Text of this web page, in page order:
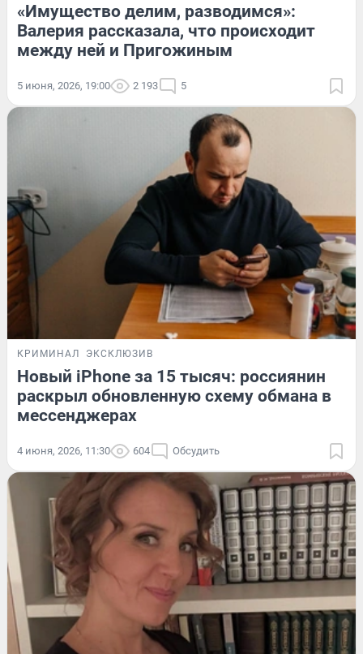
«Имущество делим, разводимся»:
Валерия рассказала, что происходит
между ней и Пригожиным
5 июня, 2026, 19:00 2 193 5
КРИМИНАЛ ЭКСКЛЮЗИВ
Новый iPhone за 15 тысяч: россиянин
раскрыл обновленную схему обмана в
мессенджерах
4 июня, 2026, 11:30 604 Обсудить